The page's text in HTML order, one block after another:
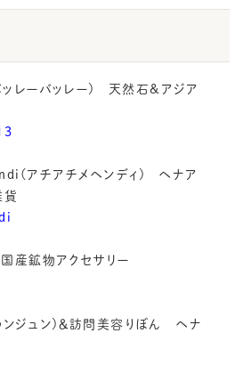
レーバッレー) 天然石&アジア
アチアチメヘンディ) ヘナア
貨
鉱物アクセサリー
ジュン)＆訪問美容りぼん ヘナ